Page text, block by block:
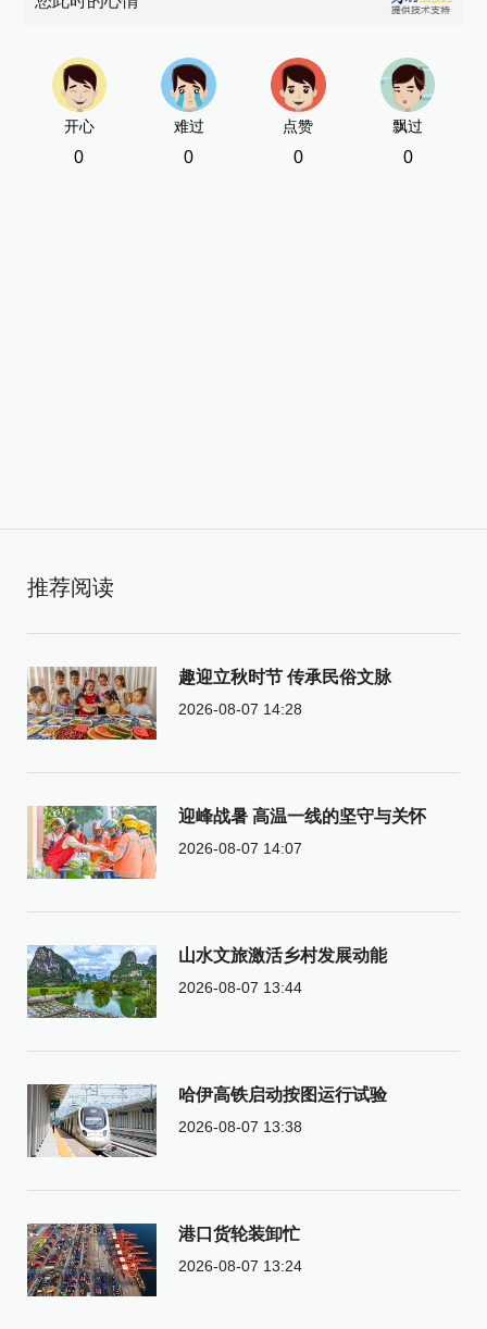
开心
0
难过
0
点赞
0
飘过
0
推荐阅读
趣迎立秋时节 传承民俗文脉
2026-08-07 14:28
迎峰战暑 高温一线的坚守与关怀
2026-08-07 14:07
山水文旅激活乡村发展动能
2026-08-07 13:44
哈伊高铁启动按图运行试验
2026-08-07 13:38
港口货轮装卸忙
2026-08-07 13:24